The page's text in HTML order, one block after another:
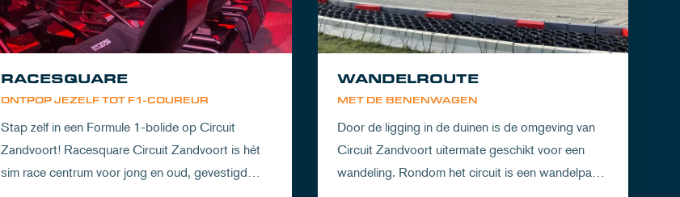
ONTPOP JEZELF TOT F1-COUREUR
RACESQUARE
Stap zelf in een Formule 1-bolide op Circuit
Zandvoort! Racesquare Circuit Zandvoort is hét
sim race centrum voor jong en oud, gevestigd
MET DE BENENWAGEN
WANDELROUTE
Door de ligging in de duinen is de omgeving van
Circuit Zandvoort uitermate geschikt voor een
wandeling. Rondom het circuit is een wandelpad